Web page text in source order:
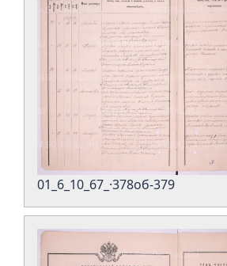
01_6_10_67_·378об-379